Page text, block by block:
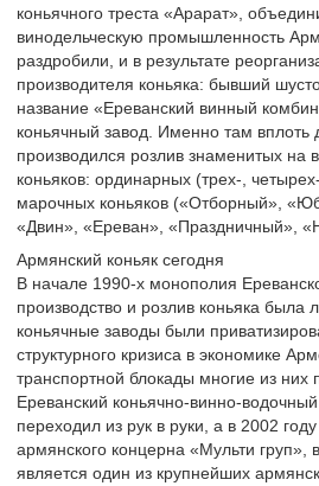
коньячного треста «Арарат»,
винодельческую промышленность
раздробили, и в результате
производителя коньяка: бывший
название «Ереванский винный
коньячный завод. Именно там вплоть
производился розлив знаменитых на
коньяков: ординарных (трех-,
марочных коньяков («Отборный»,
«Двин», «Ереван», «Праздничный»,
Армянский коньяк сегодня
В начале 1990-х монополия
производство и розлив коньяка была
коньячные заводы были
структурного кризиса в экономике
транспортной блокады многие из них
Ереванский коньячно-винно-
переходил из рук в руки, а в 2002
армянского концерна «Мульти груп»,
является один из крупнейших